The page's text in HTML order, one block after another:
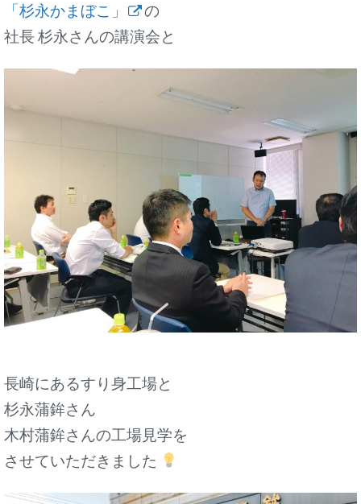
「杉永かまぼこ」
の
社長 杉永さんの講演会と
長崎にあるすり身工場と
杉永蒲鉾さん
木村蒲鉾さんの工場見学を
させていただきました